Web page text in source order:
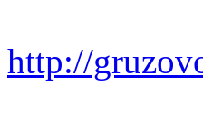
http://